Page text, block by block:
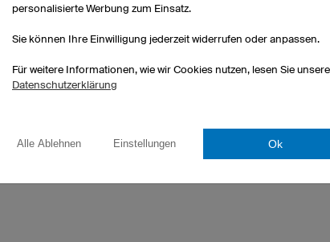
2009, 2011,
owayo Trikots sind sehr
enorm.
WAS SCHÄTZT IHR AN
Unsere Trikots haben
was sie sehr hochwertig
personalisierte Werbung zum Einsatz.
Sie können Ihre Einwilligung jederzeit widerrufen oder anpassen.
Für weitere Informationen, wie wir Cookies nutzen, lesen Sie unsere
Datenschutzerklärung
Alle Ablehnen Einstellungen Ok